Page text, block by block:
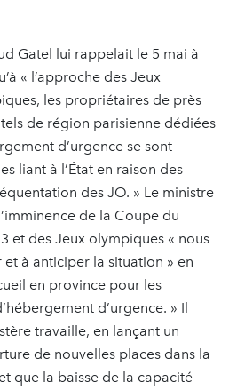
Gatel lui rappelait le 5 mai à
« l’approche des Jeux
les propriétaires de près
de région parisienne dédiées
d’urgence se sont
liant à l’État en raison des
des JO. » Le ministre
de la Coupe du
et des Jeux olympiques « nous
à anticiper la situation » en
en province pour les
d’urgence. » Il
travaille, en lançant un
de nouvelles places dans la
que la baisse de la capacité